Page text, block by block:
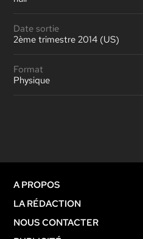
Date sortie
2ème trimestre 2014 (US)
Format
Physique
A PROPOS
LA RÉDACTION
NOUS CONTACTER